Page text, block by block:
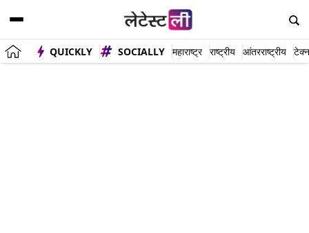
QUICKLY SOCIALLY महाराष्ट्र राष्ट्रीय आंतरराष्ट्रीय